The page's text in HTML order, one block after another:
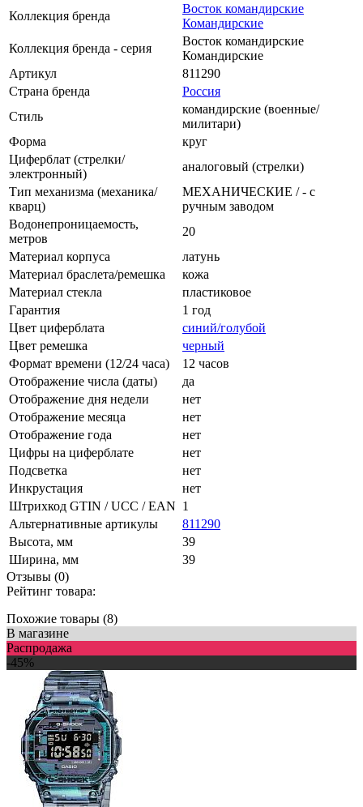
Коллекция бренда
Восток командирские
Командирские
Коллекция бренда - серия
Восток командирские
Командирские
Артикул
811290
Страна бренда
Россия
Стиль
командирские (военные/
милитари)
Форма
круг
Циферблат (стрелки/
электронный)
аналоговый (стрелки)
Тип механизма (механика/
кварц)
МЕХАНИЧЕСКИЕ / - с
ручным заводом
Водонепроницаемость,
метров
20
Материал корпуса
латунь
Материал браслета/ремешка
кожа
Материал стекла
пластиковое
Гарантия
1 год
Цвет циферблата
синий/голубой
Цвет ремешка
черный
Формат времени (12/24 часа)
12 часов
Отображение числа (даты)
да
Отображение дня недели
нет
Отображение месяца
нет
Отображение года
нет
Цифры на циферблате
нет
Подсветка
нет
Инкрустация
нет
Штрихкод GTIN / UCC / EAN 1
Альтернативные артикулы
811290
Высота, мм
39
Ширина, мм
39
Отзывы (0)
Рейтинг товара:
Похожие товары (8)
В магазине
Распродажа
-45%